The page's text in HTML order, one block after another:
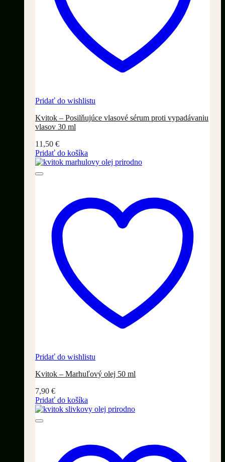
Pridať do wishlistu
Kvitok – Posilňujúce vlasové sérum proti vypadávaniu
vlasov 30 ml
11,50 €
Pridať do košíka
Pridať do wishlistu
Kvitok – Marhuľový olej 50 ml
7,90 €
Pridať do košíka